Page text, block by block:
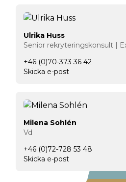
Ulrika Huss
Senior rekryteringskonsult |
+46 (0)70-373 36 42
Skicka e-post
Milena Sohlén
Vd
+46 (0)72-728 53 48
Skicka e-post